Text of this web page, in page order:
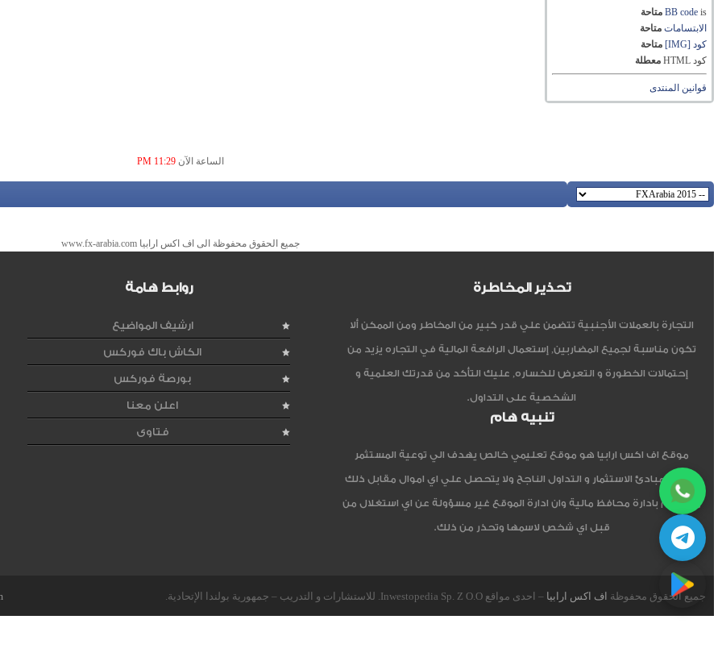
BB codeis
متاحة
الابتسامات متاحة
كود [IMG]
متاحة
كود HTML
معطلة
قوانين المنتدى
الساعة الآن 11:29 PM
جميع الحقوق محفوظة الى اف اكس ارابيا www.fx-arabia.com
تحذير المخاطرة
التجارة بالعملات الأجنبية تتضمن علي قدر كبير من المخاطر ومن الممكن ألا
تكون مناسبة لجميع المضاربين, إستعمال الرافعة المالية في التجاره يزيد من
إحتمالات الخطورة و التعرض للخساره, عليك التأكد من قدرتك العلمية و
الشخصية على التداول.
تنبيه هام
موقع اف اكس ارابيا هو موقع تعليمي خالص يهدف الي توعية المستثمر
العربي مبادئ الاستثمار و التداول الناجح ولا يتحصل علي اي اموال مقابل ذلك
ولا يقوم بادارة محافظ مالية وان ادارة الموقع غير مسؤولة عن اي استغلال من
قبل اي شخص لاسمها وتحذر من ذلك.
روابط هامة
ارشيف المواضيع
الكاش باك فوركس
بورصة فوركس
اعلن معنا
فتاوى
جميع الحقوق محفوظة اف اكس ارابيا – احدى مواقع Inwestopedia Sp. Z O.O. للاستشارات و التدريب – جمهورية بولندا الإتحادية.